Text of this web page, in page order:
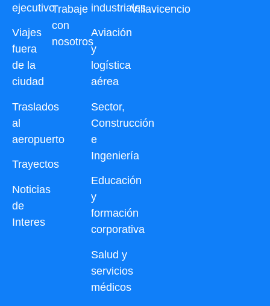
ejecutivo
Viajes
fuera
de la
ciudad
Traslados
al
aeropuerto
Trayectos
Noticias
de
Interes
industriales
Aviación
y
logística
aérea
Sector,
Construcción
e
Ingeniería
Educación
y
formación
corporativa
Salud y
servicios
médicos
Villavicencio
Trabaje
con
nosotros